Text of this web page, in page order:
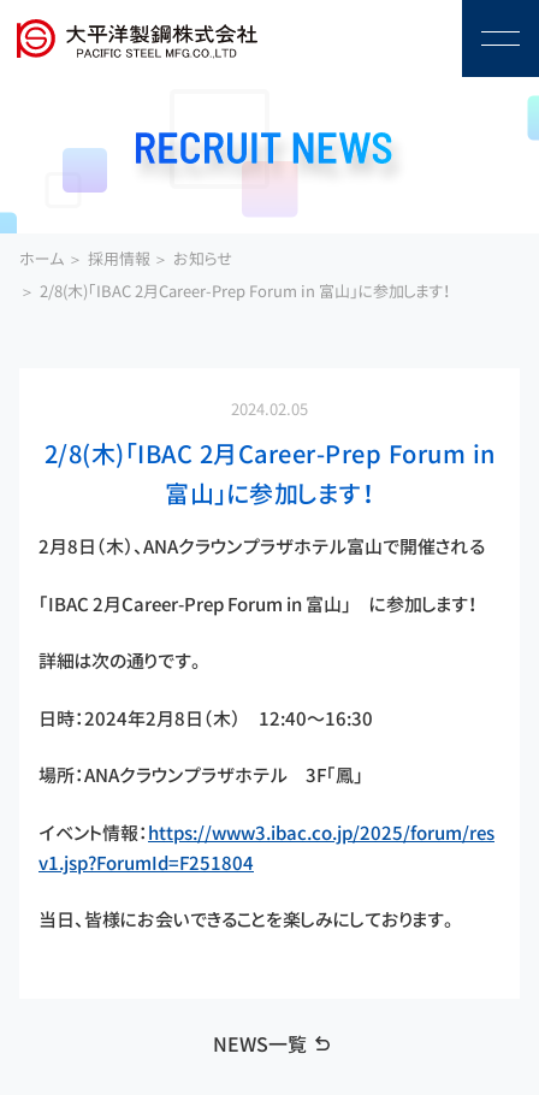
ホーム 採用情報
お知らせ
2/8(木)「IBAC 2月Career-Prep Forum in 富山」に参加します！
2024.02.05
2/8(木)「IBAC 2月Career-Prep Forum in
富山」に参加します！
2月8日（木）、ANAクラウンプラザホテル富山で開催される
「IBAC 2月Career-Prep Forum in 富山」 に参加します！
詳細は次の通りです。
日時：2024年2月8日（木） 12:40～16:30
場所：ANAクラウンプラザホテル 3F「鳳」
イベント情報：https://www3.ibac.co.jp/2025/forum/res
v1.jsp?ForumId=F251804
当日、皆様にお会いできることを楽しみにしております。
NEWS一覧